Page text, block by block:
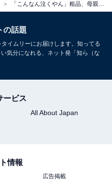
「こんなん泣くやん」粗品、母親へのメッセージソングMV公開で反響！ 「号泣」「カッコ良すぎる」
の話題
イムリーにお届けします。知ってる
気分になれる、ネット発「知ら（な
ービス
All About Japan
情報
広告掲載